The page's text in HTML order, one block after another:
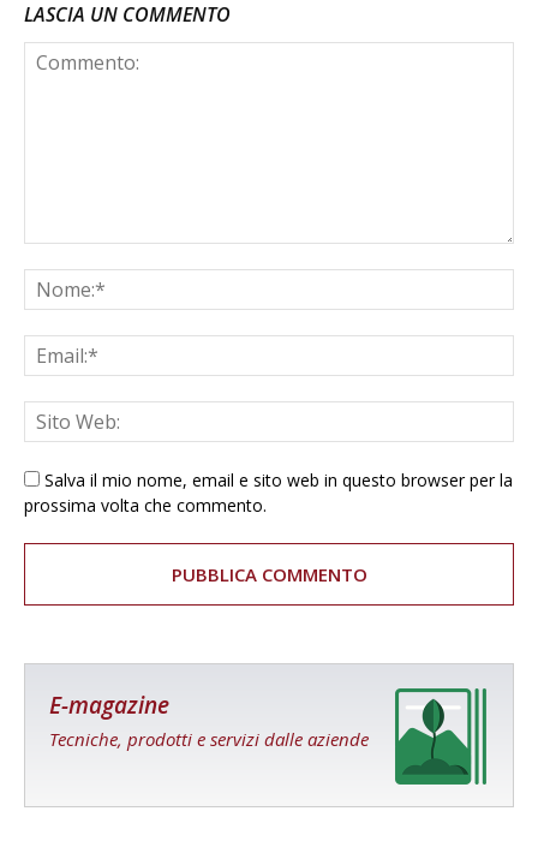
LASCIA UN COMMENTO
Salva il mio nome, email e sito web in questo browser per la
prossima volta che commento.
E-magazine
Tecniche, prodotti e servizi dalle aziende